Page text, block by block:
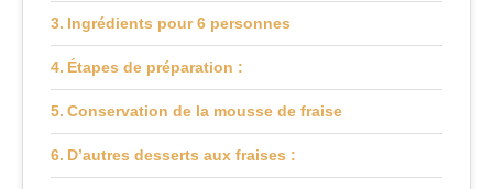
Ingrédients pour 6 personnes
Étapes de préparation :
Conservation de la mousse de fraise
D’autres desserts aux fraises :